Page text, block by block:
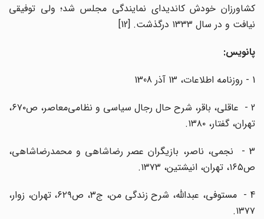
کشاورزان خودش کاندیدای نمایندگی مجلس شد؛ ولی توفیقی
نیافت و در سال ۱۳۳۳ درگذشت. [12]
پانویس:
2 - عاقلی، باقر، شرح حال رجال سیاسی و نظامی‌معاصر، ص۶۷۰،
تهران، گفتار، ۱۳۸۰.
3 - نجمی، ناصر، بازیگران عصر رضاشاهی و محمدرضاشاهی،
ص۱۶۵، تهران، انیشتین، ۱۳۷۳.
4 - مستوفی، عبدالله، شرح زندگی من، ج۳، ص۶۲۹، تهران، زوار،
۱۳۷۷.